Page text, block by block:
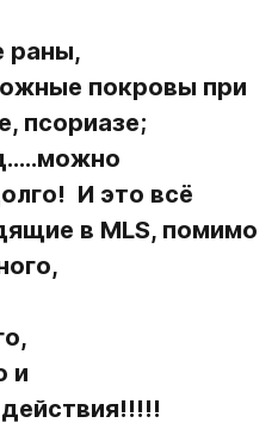
раны,
покровы при
псориазе;
И это всё
в MLS, помимо
и